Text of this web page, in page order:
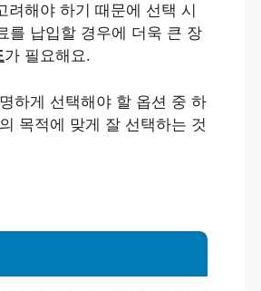
해야 하기 때문에 선택 시
를 납입할 경우에 더욱 큰 장
가 필요해요.
하게 선택해야 할 옵션 중 하
목적에 맞게 잘 선택하는 것